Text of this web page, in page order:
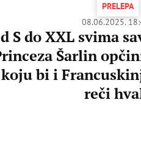
PRELEPA
08.06.2025.
S do XXL svima
Šarlin
koju bi i
reči